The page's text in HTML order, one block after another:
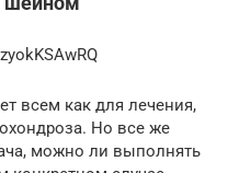
всем как для лечения,
Но все же
можно ли выполнять